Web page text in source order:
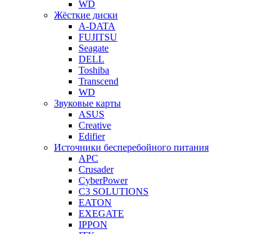
WD
Жёсткие диски
A-DATA
FUJITSU
Seagate
DELL
Toshiba
Transcend
WD
Звуковые карты
ASUS
Creative
Edifier
Источники бесперебойного питания
APC
Crusader
CyberPower
C3 SOLUTIONS
EATON
EXEGATE
IPPON